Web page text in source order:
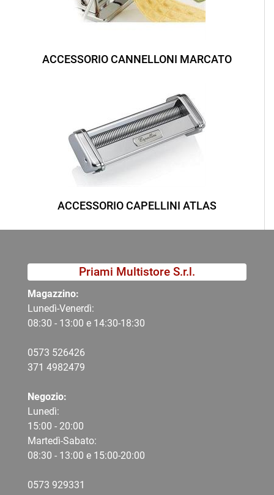
ACCESSORIO CANNELLONI MARCATO
ACCESSORIO CAPELLINI ATLAS
Priami Multistore S.r.l.
Magazzino:
Lunedì-Venerdì:
08:30 - 13:00 e 14:30-18:30
0573 526426
371 4982479
Negozio:
Lunedì:
15:00 - 20:00
Martedì-Sabato:
08:30 - 13:00 e 15:00-20:00
0573 929331